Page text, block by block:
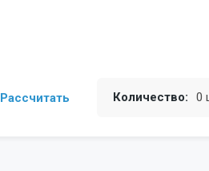
Рассчитать Количество: 0